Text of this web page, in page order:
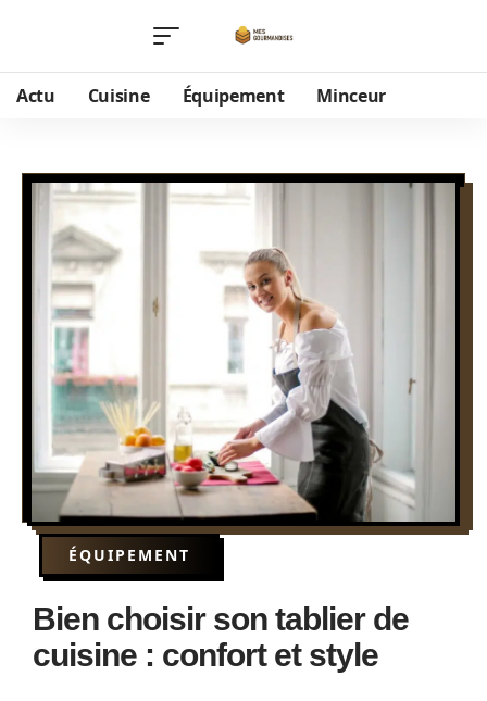
Actu Cuisine Équipement Minceur
ÉQUIPEMENT
Bien choisir son tablier de
cuisine : confort et style